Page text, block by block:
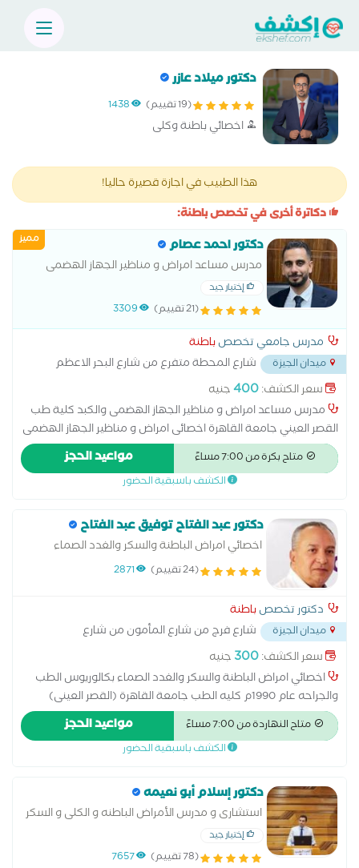
دكتور ميلاد عازر
(19 تقييم) 1438
اخصائي باطنة وكلى
هذا الطبيب في اجازة قصيرة حاليا!
دكاترة أخرى في تخصص باطنة:
مميز دكتور احمد عصام
مدرس مساعد امراض و مناظير الجهاز الهضمى
والكبد كلية طب القصر العيني
إختيار جيد
(21 تقييم) 3309
مدرس جامعي تخصصباطنة
ميدان الجيزة
شارع المحطة متفرع من شارع البحر الاعظم
بالقرب من قسم الجيزة... سعر الكشف:400جنيه
مدرس مساعد امراض و مناظير الجهاز الهضمى والكبد كلية طب
القصر العيني جامعة القاهرة اخصائى امراض و مناظير الجهاز الهضمى
والكبد كلية طب القصر العيني جامعة القاهرة ماجستير امراض و
مناظير الجهاز الهضمى والكبد كلية طب القصر العينى
متاح بكرة من 7:00 مساءً مواعيد الحجز
الكشف باسبقية الحضور
دكتور عبد الفتاح توفيق عبد الفتاح
اخصائي امراض الباطنة والسكر والغدد الصماء
(24 تقييم) 2871
دكتور تخصصباطنة
ميدان الجيزة
شارع فرج من شارع المأمون من شارع
المحطة...
سعر الكشف:300 جنيه
اخصائي امراض الباطنة والسكر والغدد الصماء بكالوريوس الطب
والجراحه عام 1990م كليه الطب جامعة القاهرة (القصر العينى)
ماجستير أمراض الباطنه والسكر والغدد الصماء 1994م (كليه الطب
جامعة القاهرة) ماجستير في طب الأسرة 2000م (كليه الطب
جامعة القاهرة الخبره 30 عاما في مجال الطب في العديد من
متاح النهاردة من 7:00 مساءً مواعيد الحجز
الكشف باسبقية الحضور
دكتور إسلام أبو نعيمه
استشارى و مدرس الأمراض الباطنه و الكلى و السكر
- كلية طب قصر العينى - جامعة القاهره. دكتوراه
الأمراض الباطنه و الكلى
إختيار جيد
(78 تقييم) 7657